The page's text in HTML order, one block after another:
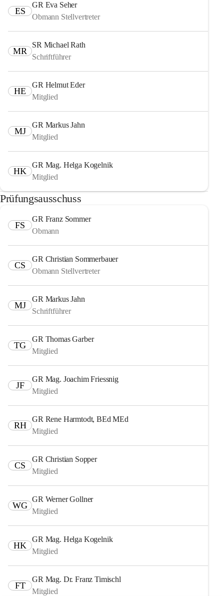
ES
GR Eva Seher
Obmann Stellvertreter
MR
SR Michael Rath
Schriftführer
HE
GR Helmut Eder
Mitglied
MJ
GR Markus Jahn
Mitglied
HK
GR Mag. Helga Kogelnik
Mitglied
Prüfungsausschuss
FS
GR Franz Sommer
Obmann
CS
GR Christian Sommerbauer
Obmann Stellvertreter
MJ
GR Markus Jahn
Schriftführer
TG
GR Thomas Garber
Mitglied
JF
GR Mag. Joachim Friessnig
Mitglied
RH
GR Rene Harmtodt, BEd MEd
Mitglied
CS
GR Christian Sopper
Mitglied
WG
GR Werner Gollner
Mitglied
HK
GR Mag. Helga Kogelnik
Mitglied
FT
GR Mag. Dr. Franz Timischl
Mitglied